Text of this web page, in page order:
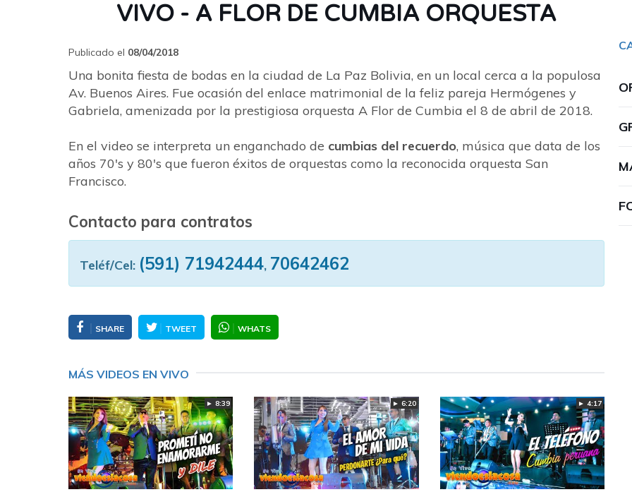
VIVO - A FLOR DE CUMBIA ORQUESTA
Publicado el 08/04/2018
Una bonita fiesta de bodas en la ciudad de La Paz Bolivia, en un local cerca a la populosa
Av. Buenos Aires. Fue ocasión del enlace matrimonial de la feliz pareja Hermógenes y
Gabriela, amenizada por la prestigiosa orquesta A Flor de Cumbia el 8 de abril de 2018.
En el video se interpreta un enganchado de cumbias del recuerdo, música que data de los
años 70's y 80's que fueron éxitos de orquestas como la reconocida orquesta San
Francisco.
Contacto para contratos
Teléf/Cel: (591) 71942444, 70642462
SHARE TWEET WHATS
MÁS VIDEOS EN VIVO
► 8:39 ► 6:20 ► 4:17